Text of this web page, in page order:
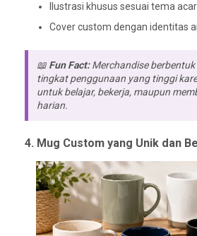
Ilustrasi khusus sesuai tema
Cover custom dengan identitas
📖 Fun Fact:Merchandise
tingkat penggunaan yang tinggi
untuk belajar, bekerja, maupun
harian.
4. Mug Custom yang Unik dan